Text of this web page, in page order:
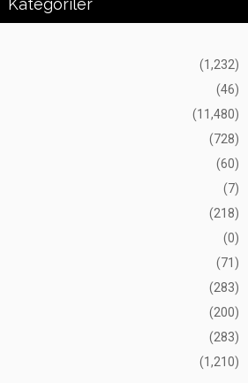
Kategoriler
(1,232)
(46)
(11,480)
(728)
(60)
(7)
(218)
(0)
(71)
(283)
(200)
(283)
(1,210)